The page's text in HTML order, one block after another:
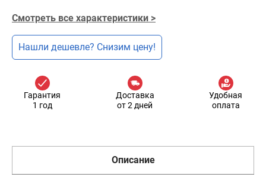
Смотреть все характеристики >
Нашли дешевле? Снизим цену!
Гарантия
1 год
Доставка
от 2 дней
Удобная
оплата
Описание